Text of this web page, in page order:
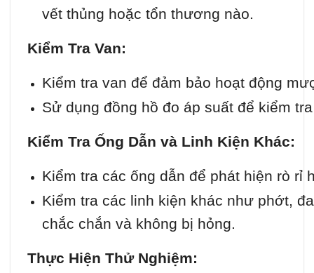
vết thủng hoặc tổn thương nào.
Kiểm Tra Van:
Kiểm tra van để đảm bảo hoạt động
Sử dụng đồng hồ đo áp suất để kiểm
Kiểm Tra Ống Dẫn và Linh Kiện Khác:
Kiểm tra các ống dẫn để phát hiện rò rỉ
Kiểm tra các linh kiện khác như phớt,
chắc chắn và không bị hỏng.
Thực Hiện Thử Nghiệm: